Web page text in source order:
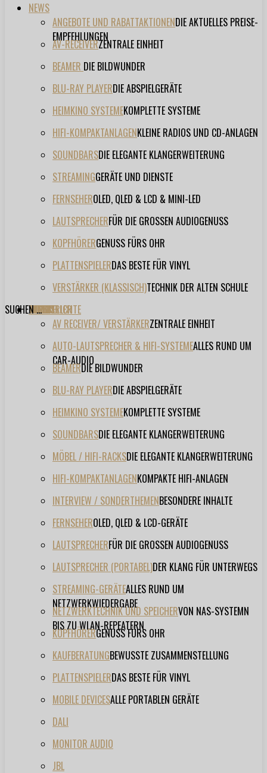
NEWS
ANGEBOTE UND RABATTAKTIONENDIE AKTUELLES PREISE-
EMPFEHLUNGEN
AV-RECEIVERZENTRALE EINHEIT
BEAMER DIE BILDWUNDER
BLU-RAY PLAYERDIE ABSPIELGERÄTE
HEIMKINO SYSTEMEKOMPLETTE SYSTEME
HIFI-KOMPAKTANLAGENKLEINE RADIOS UND CD-ANLAGEN
SOUNDBARSDIE ELEGANTE KLANGERWEITERUNG
STREAMINGGERÄTE UND DIENSTE
FERNSEHEROLED, QLED & LCD & MINI-LED
LAUTSPRECHERFÜR DIE GROSSEN AUDIOGENUSS
KOPFHÖRERGENUSS FÜRS OHR
PLATTENSPIELERDAS BESTE FÜR VINYL
VERSTÄRKER (KLASSISCH)TECHNIK DER ALTEN SCHULE
TESTBERICHTE
AV RECEIVER/ VERSTÄRKERZENTRALE EINHEIT
AUTO-LAUTSPRECHER & HIFI-SYSTEMEALLES RUND UM
CAR-AUDIO
BEAMERDIE BILDWUNDER
BLU-RAY PLAYERDIE ABSPIELGERÄTE
HEIMKINO SYSTEMEKOMPLETTE SYSTEME
SOUNDBARSDIE ELEGANTE KLANGERWEITERUNG
MÖBEL / HIFI-RACKSDIE ELEGANTE KLANGERWEITERUNG
HIFI-KOMPAKTANLAGENKOMPAKTE HIFI-ANLAGEN
INTERVIEW / SONDERTHEMENBESONDERE INHALTE
FERNSEHEROLED, QLED & LCD-GERÄTE
LAUTSPRECHERFÜR DIE GROSSEN AUDIOGENUSS
LAUTSPRECHER (PORTABEL)DER KLANG FÜR UNTERWEGS
STREAMING-GERÄTEALLES RUND UM
NETZWERKWIEDERGABE
NETZWERKTECHNIK UND SPEICHERVON NAS-SYSTEMN
BIS ZU WLAN-REPEATERN
KOPFHÖRERGENUSS FÜRS OHR
KAUFBERATUNGBEWUSSTE ZUSAMMENSTELLUNG
PLATTENSPIELERDAS BESTE FÜR VINYL
MOBILE DEVICESALLE PORTABLEN GERÄTE
FORUM
FILME
VIDEOS
HERSTELLER
DALI
MONITOR AUDIO
JBL
EVENT
SUCHEN ...